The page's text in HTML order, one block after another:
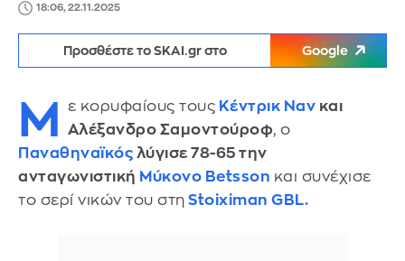
18:06, 22.11.2025
Προσθέστε το SKAI.gr στο Google
Μ ε κορυφαίους τους Κέντρικ Ναν και
Αλέξανδρο Σαμοντούροφ, ο
Παναθηναϊκός λύγισε 78-65 την
ανταγωνιστική Μύκονο Betsson και συνέχισε
το σερί νικών του στη Stoiximan GBL.